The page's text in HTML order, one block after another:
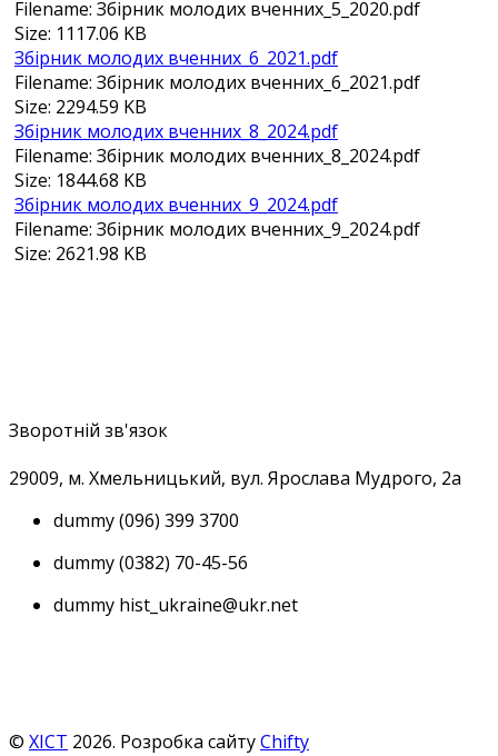
Filename: Збірник молодих вченних_5_2020.pdf
Size: 1117.06 KB
Збірник молодих вченних_6_2021.pdf
Filename: Збірник молодих вченних_6_2021.pdf
Size: 2294.59 KB
Збірник молодих вченних_8_2024.pdf
Filename: Збірник молодих вченних_8_2024.pdf
Size: 1844.68 KB
Збірник молодих вченних_9_2024.pdf
Filename: Збірник молодих вченних_9_2024.pdf
Size: 2621.98 KB
Зворотній зв'язок
29009, м. Хмельницький, вул. Ярослава Мудрого, 2а
dummy(096) 399 3700
dummy(0382) 70-45-56
dummy hist_ukraine@ukr.net
© ХІСТ 2026. Розробка сайтуChifty